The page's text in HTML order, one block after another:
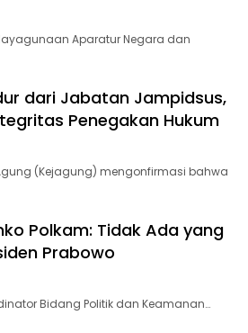
Aparatur Negara dan
dari Jabatan Jampidsus,
Penegakan Hukum
(Kejagung) mengonfirmasi bahwa
Polkam: Tidak Ada yang
Prabowo
Bidang Politik dan Keamanan…